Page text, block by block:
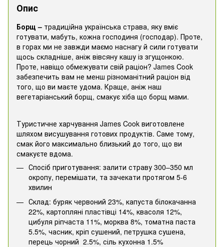
Опис
Борщ – традиційна українська страва, яку вміє
готувати, мабуть, кожна господиня (господар). Проте,
в горах ми не завжди маємо наснагу й сили готувати
щось складніше, аніж вівсяну кашу із згущонкою.
Проте, навіщо обмежувати свій раціон? James Cook
забезпечить вам не менш різноманітний раціон від
того, що ви маєте удома. Краще, аніж наш
вегетаріанський борщ, смакує хіба що борщ мами.
Туристичне харчування James Cook виготовлене
шляхом висушування готових продуктів. Саме тому,
смак його максимально близький до того, що ви
смакуєте вдома.
Спосіб приготування: залити страву 300–350 мл
окропу, перемішати, та зачекати протягом 5-6
хвилин
Склад: буряк червоний 23%, капуста білокачанна
22%, картопляні пластівці 14%, квасоля 12%,
цибуля ріпчаста 11%, морква 8%, томатна паста
5.5%, часник, кріп сушений, петрушка сушена,
перець чорний 2.5%, сіль кухонна 1.5%